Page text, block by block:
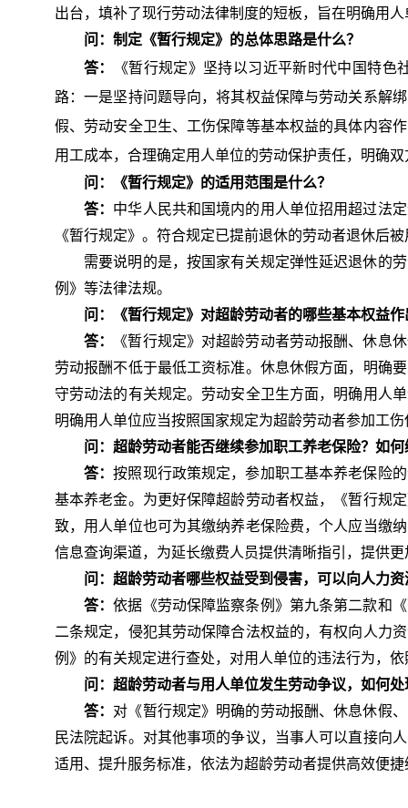
出台，填补了现行劳动法律制度的短板，旨在明确用
问：制定《暂行规定》的总体思路是什么？
答：
《暂行规定》坚持以习近平新时代中国特
路：一是坚持问题导向，将其权益保障与劳动关系解
假、劳动安全卫生、工伤保障等基本权益的具体内容
用工成本，合理确定用人单位的劳动保护责任，明确
问：《暂行规定》的适用范围是什么？
答： 中华人民共和国境内的用人单位招用超过法
《暂行规定》。符合规定已提前退休的劳动者退休后
需要说明的是， 按国家有关规定弹性延迟退休的
例》等法律法规。
问：《暂行规定》对超龄劳动者的哪些基本权益
答：
《暂行规定》对超龄劳动者劳动报酬、休息
劳动报酬不低于最低工资标准。休息休假方面，明确
守劳动法的有关规定。劳动安全卫生方面， 明确用人
明确用人单位应当按照国家规定为超龄劳动者参加工
问：超龄劳动者能否继续参加职工养老保险？如何
答：按照现行政策规定，参加职工基本养老保险
基本养老金。为更好保障超龄劳动者权益，《暂行规
致，用人单位也可为其缴纳养老保险费，个人应当缴
信息查询渠道，为延长缴费人员提供清晰指引，提供
问：超龄劳动者哪些权益受到侵害，可以向人力
答：依据《劳动保障监察条例》第九条第二款和
二条规定，侵犯其劳动保障合法权益的，有权向人力
例》的有关规定进行查处，对用人单位的违法行为，
问：超龄劳动者与用人单位发生劳动争议，如何处
答： 对《暂行规定》 明确的劳动报酬、休息休假
民法院起诉。对其他事项的争议，当事人可以直接向
适用、提升服务标准，依法为超龄劳动者提供高效便